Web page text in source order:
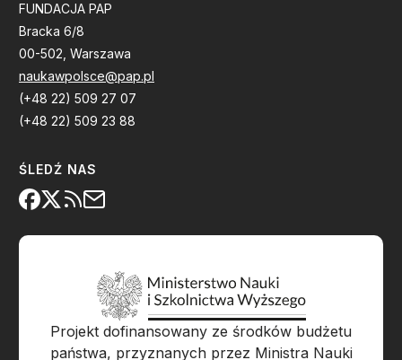
FUNDACJA PAP
Bracka 6/8
00-502, Warszawa
naukawpolsce@pap.pl
(+48 22) 509 27 07
(+48 22) 509 23 88
ŚLEDŹ NAS
Projekt dofinansowany ze środków budżetu
państwa, przyznanych przez Ministra Nauki